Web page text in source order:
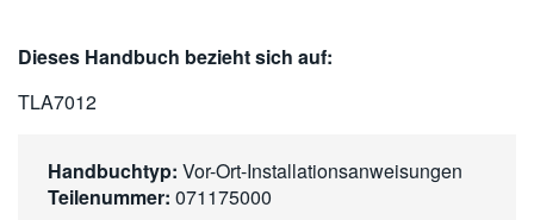
繁體中文
Dieses Handbuch bezieht sich auf:
TLA7012
Handbuchtyp: Vor-Ort-Installationsanweisungen
Teilenummer: 071175000